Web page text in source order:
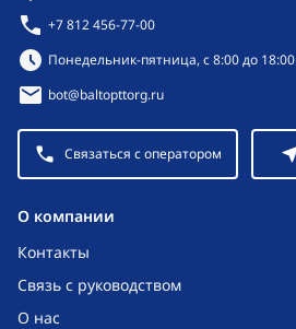
O компании
Контакты
Связь с руководством
О нас
+7 812 456-77-00
Режим работы:
Понедельник-пятница, с 8:00 до 18:00
bot@baltopttorg.ru
Связаться с оператором